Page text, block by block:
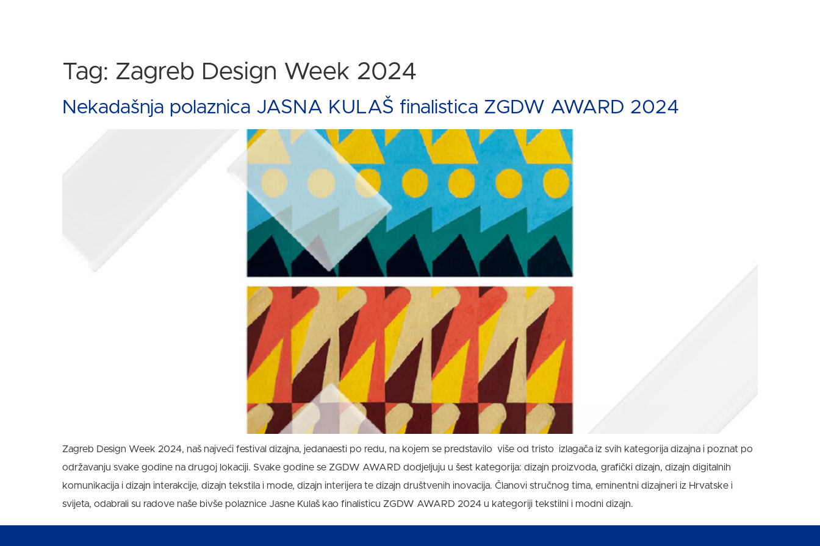
Tag: Zagreb Design Week 2024
Nekadašnja polaznica JASNA KULAŠ finalistica ZGDW AWARD 2024
Zagreb Design Week 2024, naš najveći festival dizajna, jedanaesti po redu, na kojem se predstavilo više od tristo izlagača iz svih kategorija dizajna i poznat po
održavanju svake godine na drugoj lokaciji. Svake godine se ZGDW AWARD dodjeljuju u šest kategorija: dizajn proizvoda, grafički dizajn, dizajn digitalnih
komunikacija i dizajn interakcije, dizajn tekstila i mode, dizajn interijera te dizajn društvenih inovacija. Članovi stručnog tima, eminentni dizajneri iz Hrvatske i
svijeta, odabrali su radove naše bivše polaznice Jasne Kulaš kao finalisticu ZGDW AWARD 2024 u kategoriji tekstilni i modni dizajn.